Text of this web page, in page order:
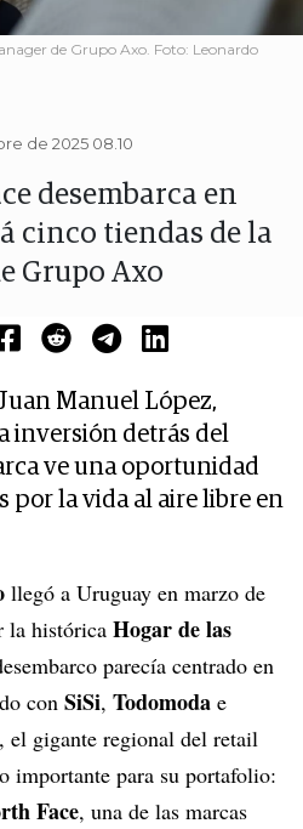
de Grupo Axo. Foto: Leonardo
de 2025 08.10
desembarca en
cinco tiendas de la
Grupo Axo
Manuel López,
inversión detrás del
ve una oportunidad
por la vida al aire libre en
llegó a Uruguay en marzo de
la histórica Hogar de las
parecía centrado en
con SiSi, Todomoda e
el gigante regional del retail
importante para su portafolio:
Face, una de las marcas